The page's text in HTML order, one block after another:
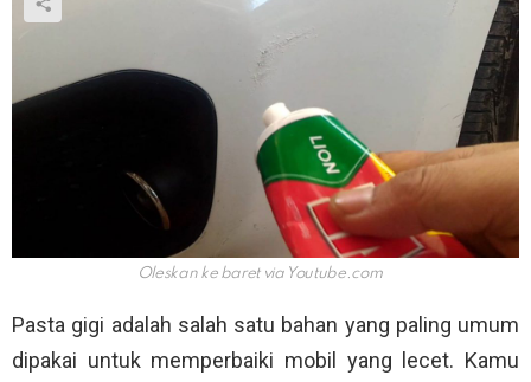
Oleskan ke baret via Youtube.com
Pasta gigi adalah salah satu bahan yang paling umum
dipakai untuk memperbaiki mobil yang lecet. Kamu